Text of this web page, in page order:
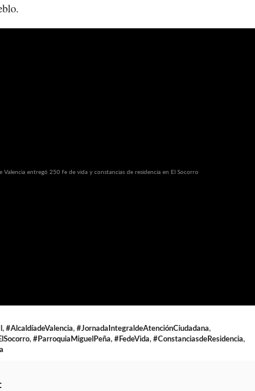
, #AlcaldíadeValencia, #JornadaIntegraldeAtenciónCiudadana,
, #ParroquiaMiguelPeña, #FedeVida, #ConstanciasdeResidencia,